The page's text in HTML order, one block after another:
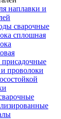
наплавки и
сварочные
сплошная
проволоки